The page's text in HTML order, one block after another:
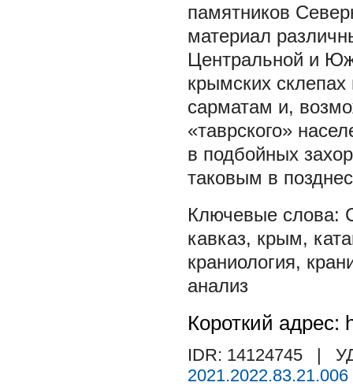
памятников
материал
Центральной и
крымских
сарматам и,
«таврского»
в подбойных
таковым в
кавказ, крым,
краниология,
анализ
Короткий адрес:
IDR: 14124745
|
2021.2022.83.21.006